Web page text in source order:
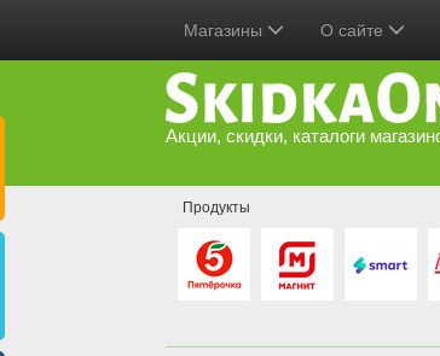
Магазины О сайте
Акции, скидки, каталоги
Продукты